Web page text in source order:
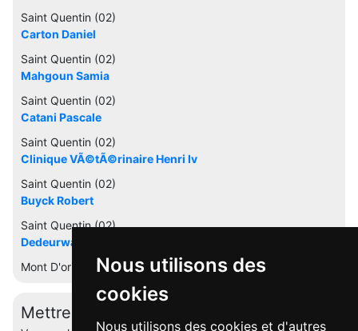
Nous utilisons des
cookies
Nous utilisons des cookies et d'autres
Saint Quentin (02)
Carton Daniel
Saint Quentin (02)
Mahgoun Samia
Saint Quentin (02)
Catani Pascale
Saint Quentin (02)
Clinique VÃ©tÃ©rinaire Henri Iv
Saint Quentin (02)
Buyck Robert
Saint Quentin (02)
Dedeurwaerder Deroissart
Mont D'origny (02)
Mettre à jour cette fiche